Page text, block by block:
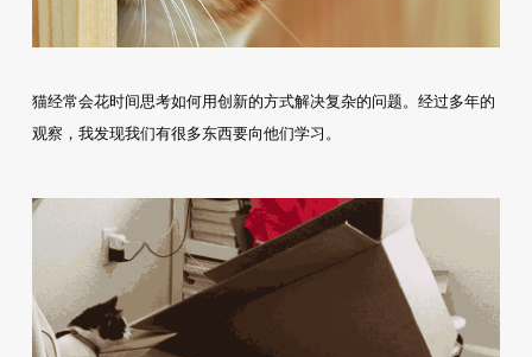
猫经常会花时间思考如何用创新的方式解决复杂的问题。经过多年的
观察，我发现我们有很多东西要向他们学习。